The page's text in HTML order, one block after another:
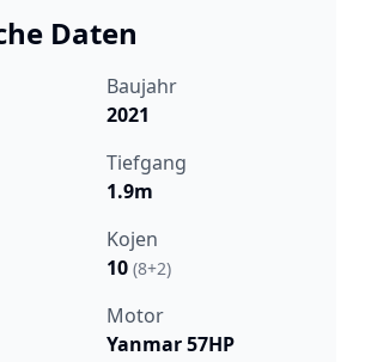
Daten
Baujahr
2021
Tiefgang
1.9m
Kojen
10 (8+2)
Motor
Yanmar 57HP